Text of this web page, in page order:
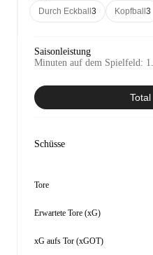
Durch Eckball 3 Kopfball 3
Saisonleistung
Minuten auf dem Spielfeld:
Total
Schüsse
Tore
Erwartete Tore (xG)
xG aufs Tor (xGOT)